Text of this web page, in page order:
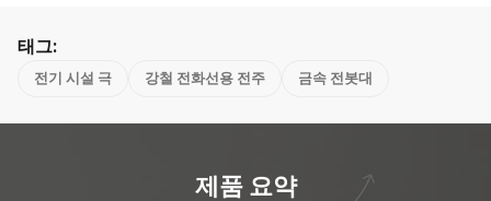
태그:
전기 시설 극 강철 전화선용 전주 금속 전봇대
제품 요약